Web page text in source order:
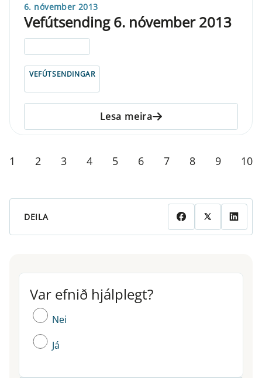
6. nóvember 2013
Vefútsending 6. nóvember 2013
VEFÚTSENDINGAR
Lesa meira
1 2 3 4 5 6 7 8 9 10
DEILA
Var efnið hjálplegt?
Var efnið hjálplegt?
Nei
Já